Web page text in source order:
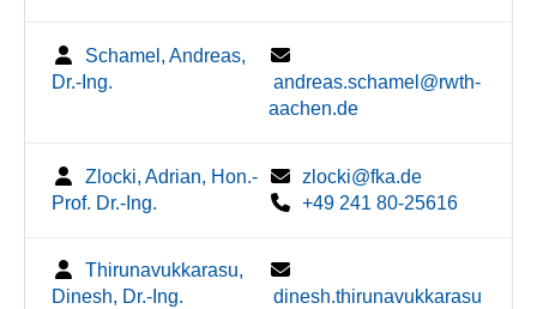
Schamel, Andreas,
Dr.-Ing.
andreas.schamel@rwth-
aachen.de
Zlocki, Adrian, Hon.-
Prof. Dr.-Ing.
zlocki@fka.de
+49 241 80-25616
Thirunavukkarasu,
Dinesh, Dr.-Ing.
dinesh.thirunavukkarasu